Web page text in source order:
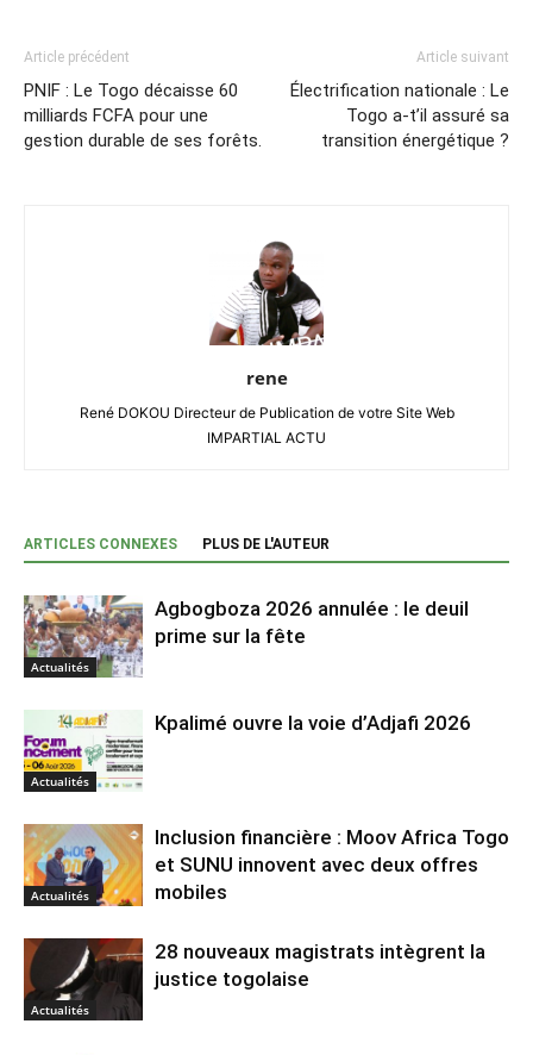
Article précédent
PNIF : Le Togo décaisse 60
milliards FCFA pour une
gestion durable de ses forêts.
Article suivant
Électrification nationale : Le
Togo a-t’il assuré sa
transition énergétique ?
rene
René DOKOU Directeur de Publication de votre Site Web
IMPARTIAL ACTU
ARTICLES CONNEXES PLUS DE L'AUTEUR
Actualités
Agbogboza 2026 annulée : le deuil
prime sur la fête
Actualités
Kpalimé ouvre la voie d’Adjafi 2026
Actualités
Inclusion financière : Moov Africa Togo
et SUNU innovent avec deux offres
mobiles
Actualités
28 nouveaux magistrats intègrent la
justice togolaise